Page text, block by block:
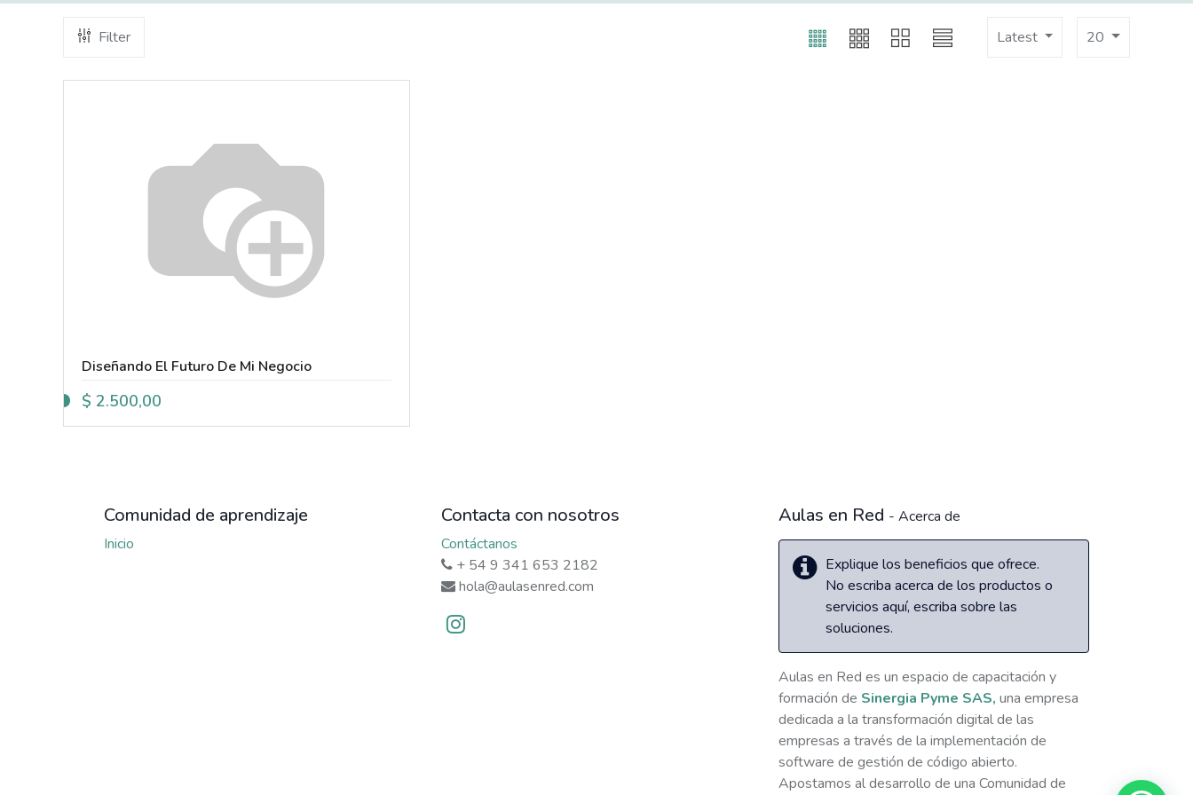
Filter Latest 20
Diseñando El Futuro De Mi Negocio
$ 2.500,00
Comunidad de aprendizaje
Inicio
Contacta con nosotros
Contáctanos
+ 54 9 341 653 2182
hola@aulasenred.com
Aulas en Red - Acerca de
Explique los beneficios que ofrece.
No escriba acerca de los productos o
servicios aquí, escriba sobre las
soluciones.
Aulas en Red es un espacio de capacitación y
formación de Sinergia Pyme SAS, una empresa
dedicada a la transformación digital de las
empresas a través de la implementación de
software de gestión de código abierto.
Apostamos al desarrollo de una Comunidad de